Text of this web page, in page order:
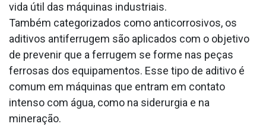
vida útil das máquinas industriais.
Também categorizados como anticorrosivos, os
aditivos antiferrugem são aplicados com o objetivo
de prevenir que a ferrugem se forme nas peças
ferrosas dos equipamentos. Esse tipo de aditivo é
comum em máquinas que entram em contato
intenso com água, como na siderurgia e na
mineração.